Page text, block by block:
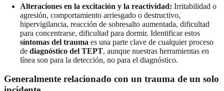
Alteraciones en la excitación y la reactividad: Irritabilidad o
agresión, comportamiento arriesgado o destructivo,
hipervigilancia, reacción de sobresalto aumentada, dificultad
para concentrarse, dificultad para dormir. Identificar estos
síntomas del trauma es una parte clave de cualquier proceso
de diagnóstico del TEPT, aunque nuestras herramientas en
línea son para la detección, no para el diagnóstico.
Generalmente relacionado con un trauma de un solo